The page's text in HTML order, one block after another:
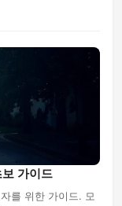
가이드
를 위한 가이드. 모